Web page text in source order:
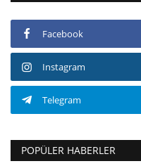
Facebook
Instagram
Telegram
POPÜLER HABERLER